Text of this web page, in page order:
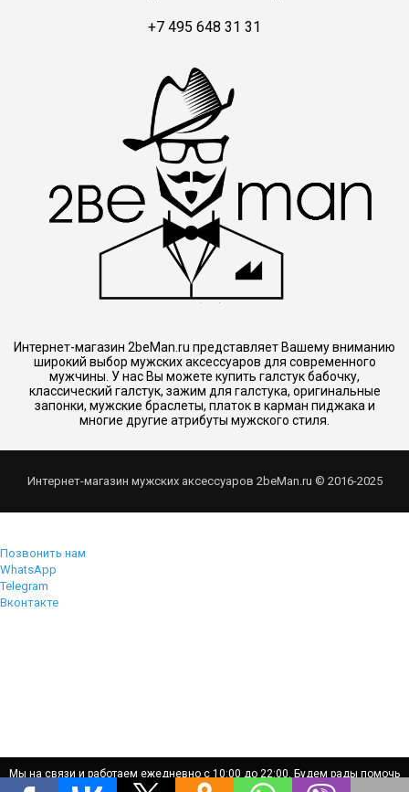
+7 495 648 31 31
Интернет-магазин 2beMan.ru представляет Вашему вниманию
широкий выбор мужских аксессуаров для современного
мужчины. У нас Вы можете купить галстук бабочку,
классический галстук, зажим для галстука, оригинальные
запонки, мужские браслеты, платок в карман пиджака и
многие другие атрибуты мужского стиля.
Интернет-магазин мужских аксессуаров 2beMan.ru © 2016-2025
Мы на связи и работаем ежедневно с 10:00 до 22:00. Будем рады помочь
вам!
Мы на связи и работаем ежедневно с 10:00 до 22:00. Будем рады помочь
вам!
Позвонить нам
WhatsApp
Telegram
Вконтакте